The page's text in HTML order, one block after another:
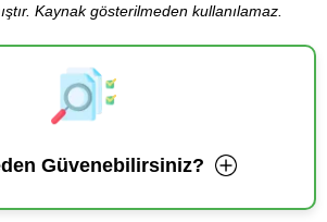
Kaynak gösterilmeden kullanılamaz.
Güvenebilirsiniz?